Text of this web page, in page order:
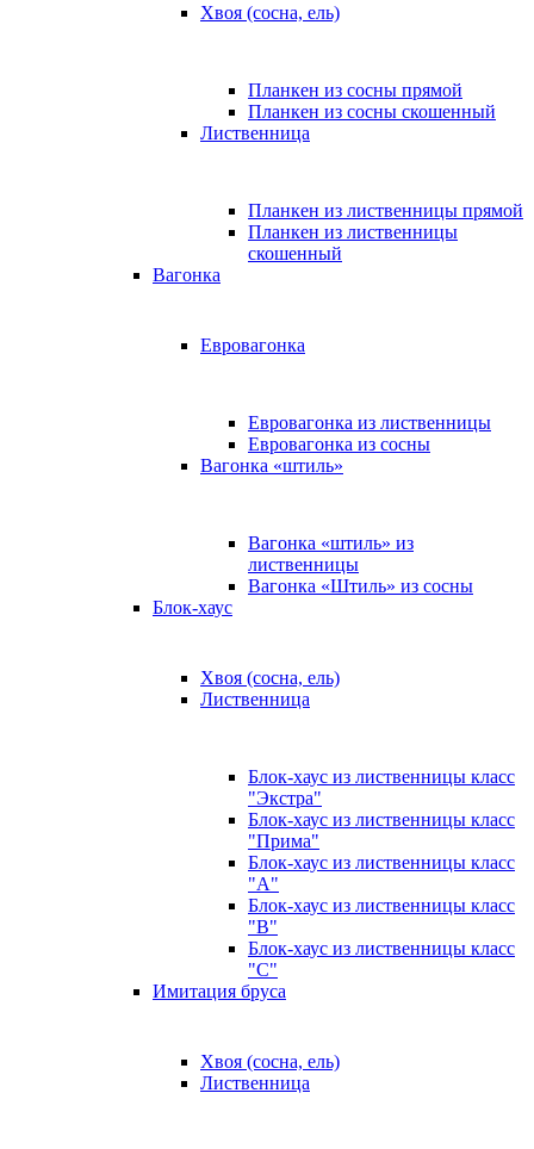
Хвоя (сосна, ель)
Планкен из сосны прямой
Планкен из сосны скошенный
Лиственница
Планкен из лиственницы прямой
Планкен из лиственницы
скошенный
Вагонка
Евровагонка
Евровагонка из лиственницы
Евровагонка из сосны
Вагонка «штиль»
Вагонка «штиль» из
лиственницы
Вагонка «Штиль» из сосны
Блок-хаус
Хвоя (сосна, ель)
Лиственница
Блок-хаус из лиственницы класс
"Экстра"
Блок-хаус из лиственницы класс
"Прима"
Блок-хаус из лиственницы класс
"А"
Блок-хаус из лиственницы класс
"B"
Блок-хаус из лиственницы класс
"C"
Имитация бруса
Хвоя (сосна, ель)
Лиственница